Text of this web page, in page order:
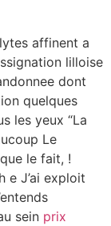
affinent a
lilloise
dont
quelques
les yeux “La
Le
le fait, !
e J’ai exploit
sein prix